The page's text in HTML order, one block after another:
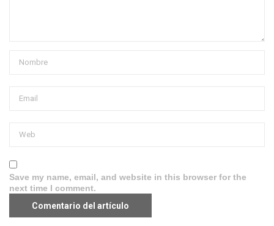
Save my name, email, and website in this browser for the
next time I comment.